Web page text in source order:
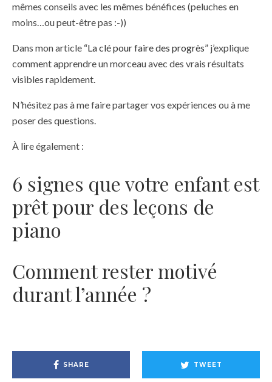
mêmes conseils avec les mêmes bénéfices (peluches en
moins…ou peut-être pas :-))
Dans mon article “La clé pour faire des progrès” j’explique
comment apprendre un morceau avec des vrais résultats
visibles rapidement.
N’hésitez pas à me faire partager vos expériences ou à me
poser des questions.
À lire également :
6 signes que votre enfant est
prêt pour des leçons de
piano
Comment rester motivé
durant l’année ?
SHARE TWEET